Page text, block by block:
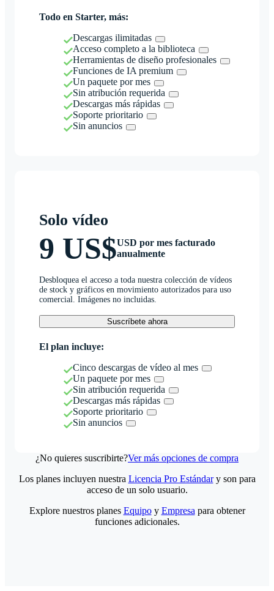
Todo en Starter, más:
Descargas ilimitadas
Acceso completo a la biblioteca
Herramientas de diseño profesionales
Funciones de IA premium
Un paquete por mes
Sin atribución requerida
Descargas más rápidas
Soporte prioritario
Sin anuncios
Solo vídeo
9 US$USD por mes facturado
anualmente
Desbloquea el acceso a toda nuestra colección de vídeos
de stock y gráficos en movimiento autorizados para uso
comercial. Imágenes no incluidas.
Suscríbete ahora
El plan incluye:
Cinco descargas de vídeo al mes
Un paquete por mes
Sin atribución requerida
Descargas más rápidas
Soporte prioritario
Sin anuncios
¿No quieres suscribirte?Ver más opciones de compra
Los planes incluyen nuestra Licencia Pro Estándary son para
acceso de un solo usuario.
Explore nuestros planes Equipoy Empresa para obtener
funciones adicionales.